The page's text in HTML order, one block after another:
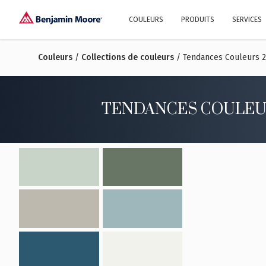
COULEURS
Explorez nos couleurs
Collections de couleurs
PRODUITS
Peintures Intérieures
SERVICES
Design et décoration d’intérieur
Trouver l’inspiration Trucs
Pourquoi choisir
Histoire
Couleurs / Collections de couleurs / Tendances Couleurs
TENDANCES